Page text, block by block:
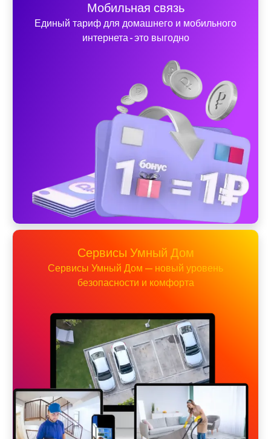
Мобильная связь
Единый тариф для домашнего и мобильного
интернета - это выгодно
Сервисы Умный Дом
Сервисы Умный Дом — новый уровень
безопасности и комфорта